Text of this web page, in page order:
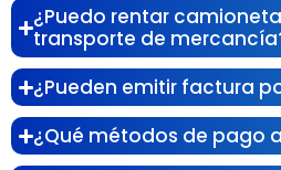
¿Puedo rentar
transporte de
¿Pueden emitir factura
¿Qué métodos de pago